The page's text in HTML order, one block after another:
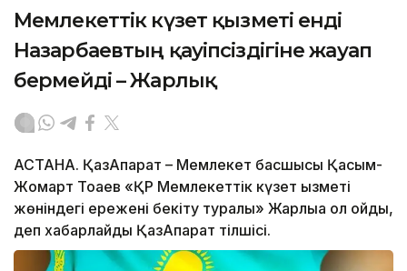
Мемлекеттік күзет қызметі енді
Назарбаевтың қауіпсіздігіне жауап
бермейді – Жарлық
АСТАНА. ҚазАқпарат – Мемлекет басшысы Қасым-
Жомарт Тоқаев «ҚР Мемлекеттік күзет қызметі
жөніндегі ережені бекіту туралы» Жарлыққа қол қойды,
деп хабарлайды ҚазАқпарат тілшісі.